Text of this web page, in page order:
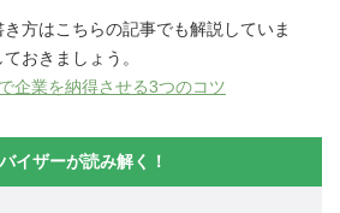
方はこちらの記事でも解説していま
おきましょう。
企業を納得させる3つのコツ
イザーが読み解く！